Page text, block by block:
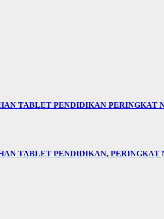
TABLET PENDIDIKAN PERINGKAT
TABLET PENDIDIKAN, PERINGKAT